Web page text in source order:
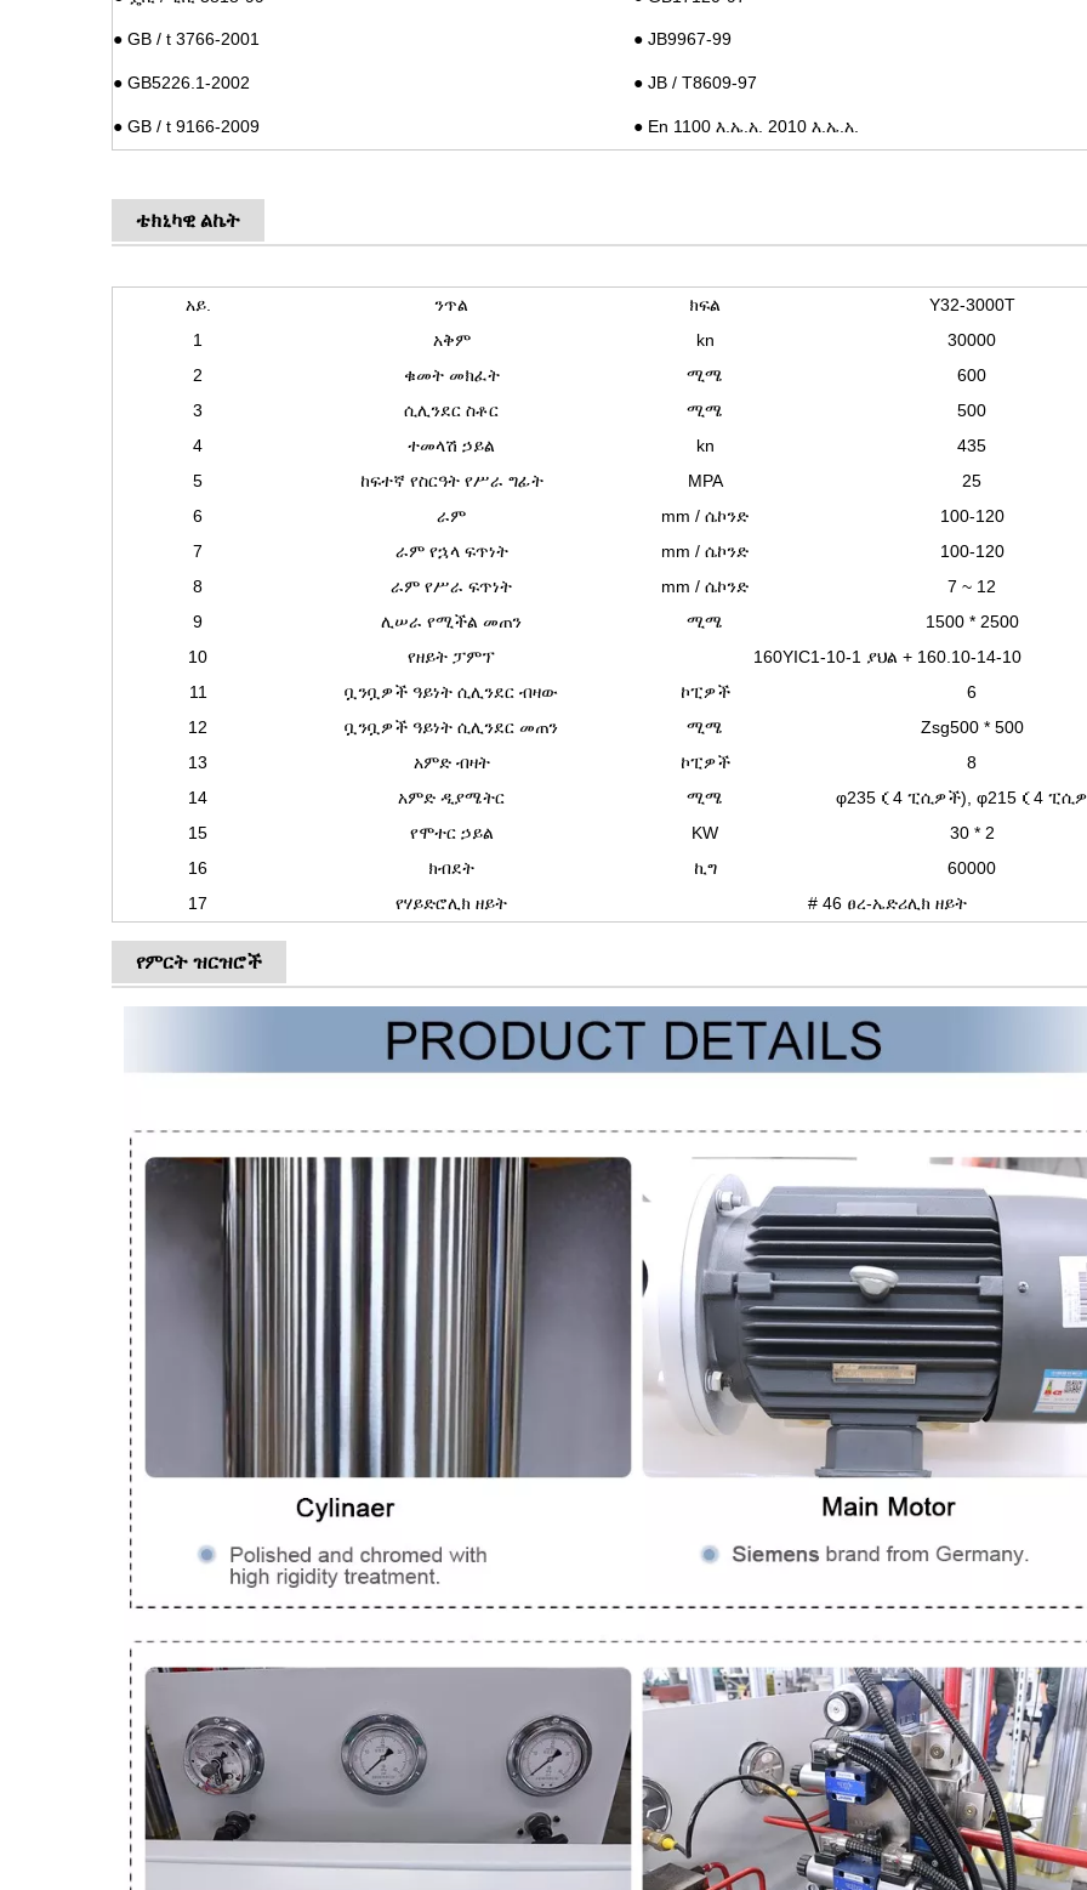
● GB / t 3766-2001 ● JB9967-99
● GB5226.1-2002 ● JB / T8609-97
● GB / t 9166-2009 ● En 1100 እ.ኤ.አ. 2010 እ.ኤ.አ.
ቴክኒካዊ ልኬት
አይ. ንጥል ክፍል
Y32-3000T
1
አቅም kn
30000
2
ቁመት መክፈት ሚሜ
600
3
ሲሊንደር ስቶር ሚሜ
500
4
ተመላሽ ኃይል kn
435
5
ከፍተኛ የስርዓት የሥራ ግፊት MPA
25
6
ራም mm / ሴኮንድ
100-120
7
ራም የኋላ ፍጥነት mm / ሴኮንድ
100-120
8
ራም የሥራ ፍጥነት mm / ሴኮንድ
7 ~ 12
9
ሊሠራ የሚችል መጠን ሚሜ
1500 * 2500
10
የዘይት ፓምፕ
160YIC1-10-1 ያህል + 160.10-14-10
11
ቧንቧዎች ዓይነት ሲሊንደር ብዛው ኮፒዎች
6
12
ቧንቧዎች ዓይነት ሲሊንደር መጠን ሚሜ
Zsg500 * 500
13
አምድ ብዛት ኮፒዎች
8
14
አምድ ዲያሜትር ሚሜ φ235 （4 ፒሲዎች), φ215 （4
15
የሞተር ኃይል KW
30 * 2
16
ክብደት ኪግ
60000
17
የሃይድሮሊክ ዘይት # 46 ፀረ-ኤድሪሊክ ዘይት
የምርት ዝርዝሮች